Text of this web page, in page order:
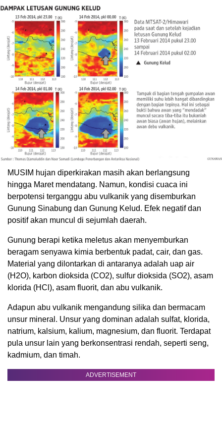
MUSIM hujan diperkirakan masih akan berlangsung
hingga Maret mendatang. Namun, kondisi cuaca ini
berpotensi terganggu abu vulkanik yang disemburkan
Gunung Sinabung dan Gunung Kelud. Efek negatif dan
positif akan muncul di sejumlah daerah.
Gunung berapi ketika meletus akan menyemburkan
beragam senyawa kimia berbentuk padat, cair, dan gas.
Material yang dilontarkan di antaranya adalah uap air
(H2O), karbon dioksida (CO2), sulfur dioksida (SO2), asam
klorida (HCl), asam fluorit, dan abu vulkanik.
Adapun abu vulkanik mengandung silika dan bermacam
unsur mineral. Unsur yang dominan adalah sulfat, klorida,
natrium, kalsium, kalium, magnesium, dan fluorit. Terdapat
pula unsur lain yang berkonsentrasi rendah, seperti seng,
kadmium, dan timah.
ADVERTISEMENT